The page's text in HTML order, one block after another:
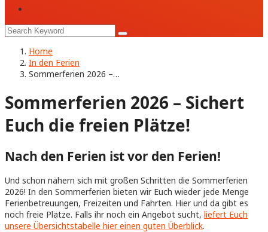
Home
In den Ferien
Sommerferien 2026 –…
Sommerferien 2026 – Sichert
Euch die freien Plätze!
Nach den Ferien ist vor den Ferien!
Und schon nähern sich mit großen Schritten die Sommerferien
2026! In den Sommerferien bieten wir Euch wieder jede Menge
Ferienbetreuungen, Freizeiten und Fahrten. Hier und da gibt es
noch freie Plätze. Falls ihr noch ein Angebot sucht, liefert Euch
unsere Übersichtstabelle hier einen guten Überblick.